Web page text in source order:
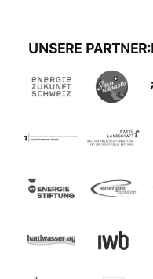
UNSERE